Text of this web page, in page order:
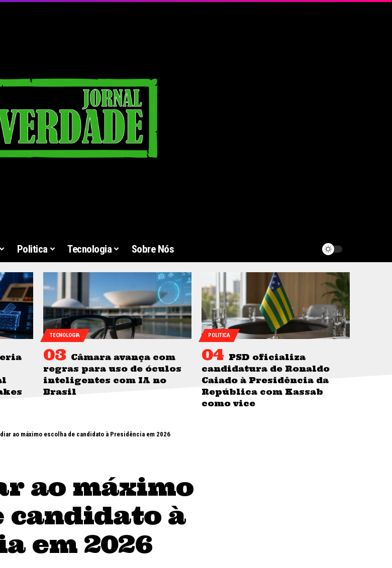
Politica Tecnologia Sobre Nós
TECNOLOGIA
Câmara avança com
regras para uso de óculos
inteligentes com IA no
Brasil
POLITICA
PSD oficializa
candidatura de Ronaldo
Caiado à Presidência da
República com Kassab
como vice
ao máximo escolha de candidato à Presidência em 2026
ao máximo
candidato à
em 2026